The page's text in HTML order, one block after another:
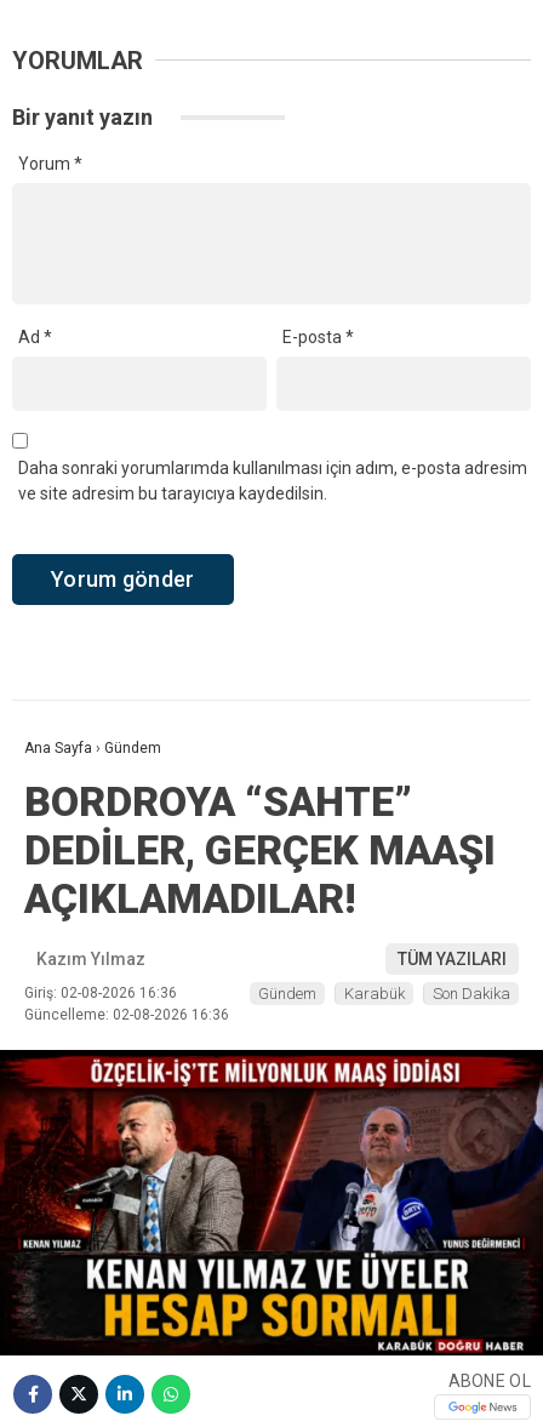
YORUMLAR
Bir yanıt yazın
Yorum *
Ad * E-posta*
Daha sonraki yorumlarımda kullanılması için adım, e-posta adresim
ve site adresim bu tarayıcıya kaydedilsin.
Ana Sayfa › Gündem
BORDROYA “SAHTE”
DEDİLER, GERÇEK MAAŞI
AÇIKLAMADILAR!
Kazım Yılmaz TÜM YAZILARI
Giriş: 02-08-2026 16:36
Güncelleme: 02-08-2026 16:36
Gündem Karabük Son Dakika
ABONE OL